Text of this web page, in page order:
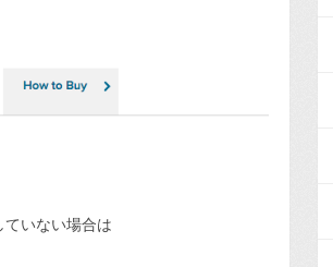
いない場合は